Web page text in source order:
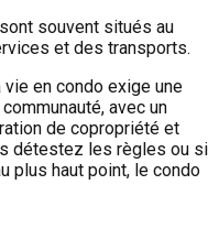
souvent situés au
et des transports.
vie en condo exige une
avec un
de copropriété et
détestez les règles ou si
plus haut point, le condo